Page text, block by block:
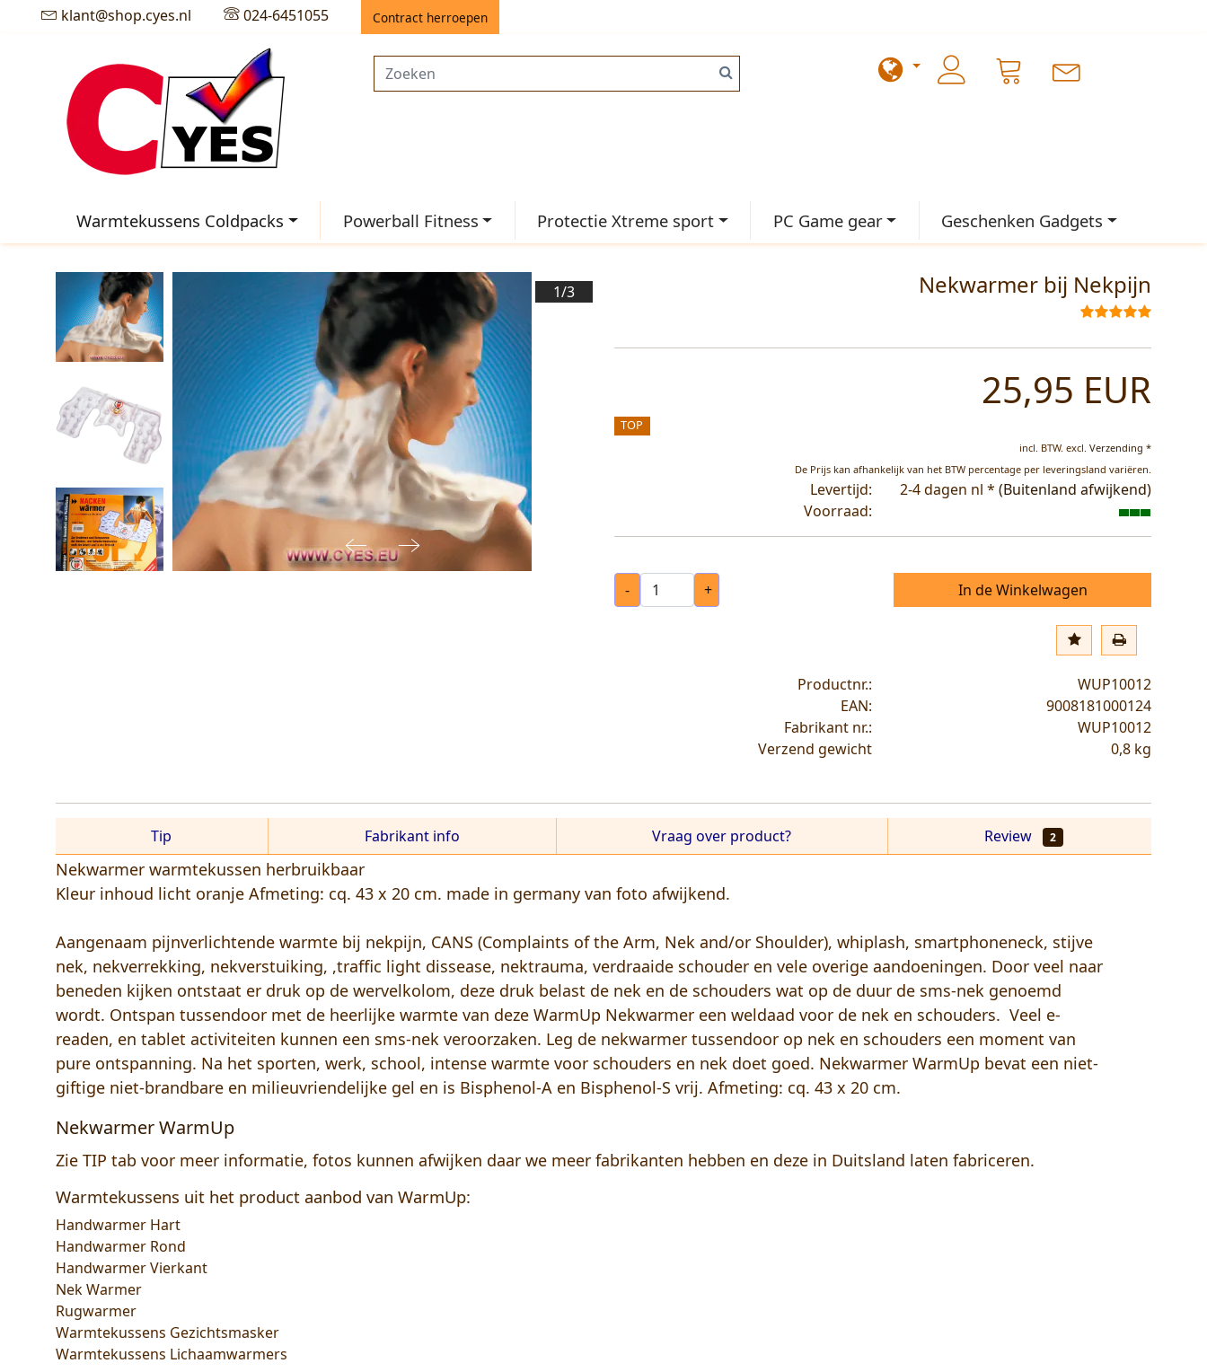
klant@shop.cyes.nl 024-6451055 Contract herroepen
Warmtekussens Coldpacks Powerball Fitness Protectie Xtreme sport PC Game gear Geschenken Gadgets
1/3 Nekwarmer bij Nekpijn
25,95 EUR
TOP
incl. BTW. excl.Verzending *
De Prijs kan afhankelijk van het BTW percentage per leveringsland variëren.
Levertijd: 2-4 dagen nl * (Buitenland afwijkend)
Voorraad:
- + In de Winkelwagen
Productnr.:
WUP10012
EAN:
9008181000124
Fabrikant nr.:
WUP10012
Verzend gewicht
0,8 kg
Nekwarmer warmtekussen herbruikbaar
Kleur inhoud licht oranje Afmeting: cq. 43 x 20 cm. made in germany van foto afwijkend.
Aangenaam pijnverlichtende warmte bij nekpijn, CANS (Complaints of the Arm, Nek and/or Shoulder), whiplash, smartphoneneck, stijve
nek, nekverrekking, nekverstuiking, ,traffic light dissease, nektrauma, verdraaide schouder en vele overige aandoeningen. Door veel naar
beneden kijken ontstaat er druk op de wervelkolom, deze druk belast de nek en de schouders wat op de duur de sms-nek genoemd
wordt. Ontspan tussendoor met de heerlijke warmte van deze WarmUp Nekwarmer een weldaad voor de nek en schouders. Veel e-
readen, en tablet activiteiten kunnen een sms-nek veroorzaken. Leg de nekwarmer tussendoor op nek en schouders een moment van
pure ontspanning. Na het sporten, werk, school, intense warmte voor schouders en nek doet goed. Nekwarmer WarmUp bevat een niet-
giftige niet-brandbare en milieuvriendelijke gel en is Bisphenol-A en Bisphenol-S vrij. Afmeting: cq. 43 x 20 cm.
Nekwarmer WarmUp
Zie TIP tab voor meer informatie, fotos kunnen afwijken daar we meer fabrikanten hebben en deze in Duitsland laten fabriceren.
Warmtekussens uit het product aanbod van WarmUp:
Handwarmer Hart
Handwarmer Rond
Handwarmer Vierkant
Nek Warmer
Rugwarmer
Warmtekussens Gezichtsmasker
Warmtekussens Lichaamwarmers
Tip Fabrikant info Vraag over product? Review 2